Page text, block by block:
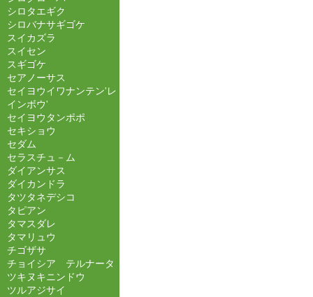
シロタエギク
シロバナサギゴケ
スイカズラ
スイセン
スギゴケ
セアノーサス
セイヨウイワナンテン'レ
インボウ'
セイヨウタンポポ
セキショウ
セダム
セラスチュ－ム
ダイアンサス
ダイカンドラ
タツタネデシコ
タピアン
タマスダレ
タマリュウ
チゴザサ
チョイシア テルナータ
ツキヌキニンドウ
ツルアジサイ